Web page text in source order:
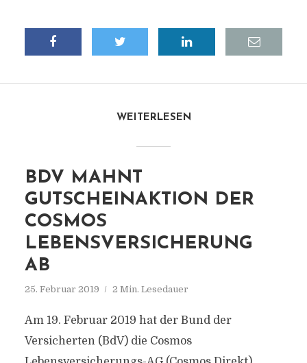
WEITERLESEN
BDV MAHNT
GUTSCHEINAKTION DER
COSMOS
LEBENSVERSICHERUNG
AB
25. Februar 2019 2 Min. Lesedauer
Am 19. Februar 2019 hat der Bund der
Versicherten (BdV) die Cosmos